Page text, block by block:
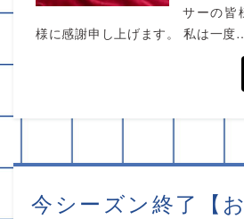
サーの皆
様に感謝申し上げます。 私は一度
今シーズン終了【